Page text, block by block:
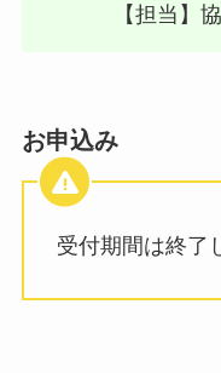
【担当】
お申込み
受付期間は終了